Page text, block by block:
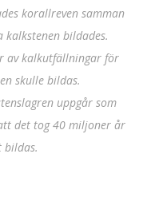
korallreven samman
kalkstenen bildades.
av kalkutfällningar för
skulle bildas.
uppgår som
det tog 40 miljoner år
bildas.